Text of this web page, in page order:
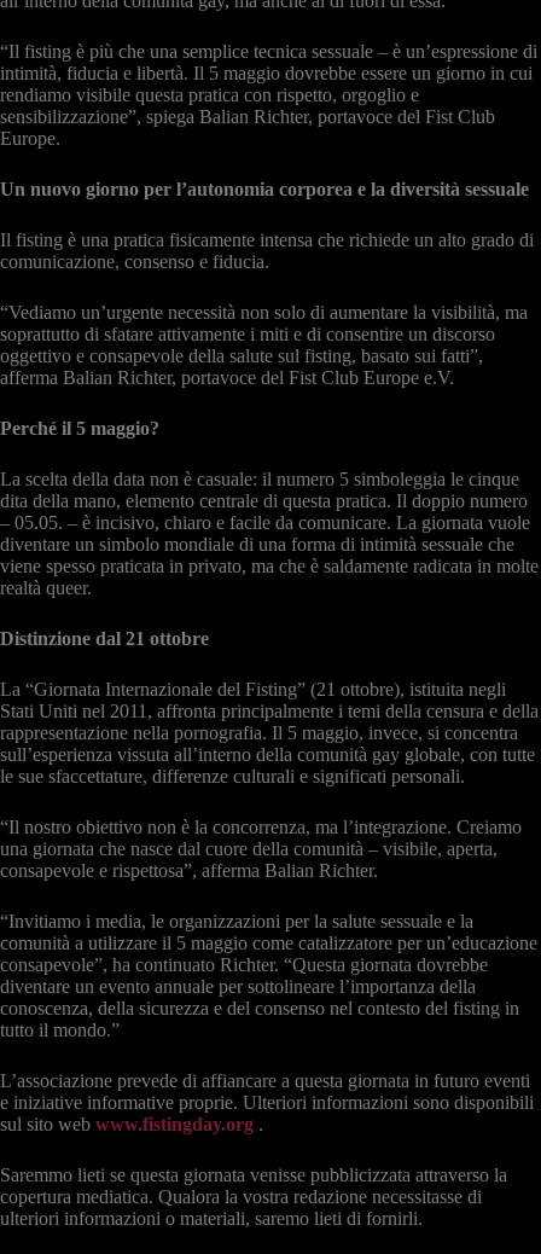
“Il fisting è più che una semplice tecnica sessuale – è un’espressione di
intimità, fiducia e libertà. Il 5 maggio dovrebbe essere un giorno in cui
rendiamo visibile questa pratica con rispetto, orgoglio e
sensibilizzazione”, spiega Balian Richter, portavoce del Fist Club
Europe.
Un nuovo giorno per l’autonomia corporea e la diversità sessuale
Il fisting è una pratica fisicamente intensa che richiede un alto grado di
comunicazione, consenso e fiducia.
“Vediamo un’urgente necessità non solo di aumentare la visibilità, ma
soprattutto di sfatare attivamente i miti e di consentire un discorso
oggettivo e consapevole della salute sul fisting, basato sui fatti”,
afferma Balian Richter, portavoce del Fist Club Europe e.V.
Perché il 5 maggio?
La scelta della data non è casuale: il numero 5 simboleggia le cinque
dita della mano, elemento centrale di questa pratica. Il doppio numero
– 05.05. – è incisivo, chiaro e facile da comunicare. La giornata vuole
diventare un simbolo mondiale di una forma di intimità sessuale che
viene spesso praticata in privato, ma che è saldamente radicata in molte
realtà queer.
Distinzione dal 21 ottobre
La “Giornata Internazionale del Fisting” (21 ottobre), istituita negli
Stati Uniti nel 2011, affronta principalmente i temi della censura e della
rappresentazione nella pornografia. Il 5 maggio, invece, si concentra
sull’esperienza vissuta all’interno della comunità gay globale, con tutte
le sue sfaccettature, differenze culturali e significati personali.
“Il nostro obiettivo non è la concorrenza, ma l’integrazione. Creiamo
una giornata che nasce dal cuore della comunità – visibile, aperta,
consapevole e rispettosa”, afferma Balian Richter.
“Invitiamo i media, le organizzazioni per la salute sessuale e la
comunità a utilizzare il 5 maggio come catalizzatore per un’educazione
consapevole”, ha continuato Richter. “Questa giornata dovrebbe
diventare un evento annuale per sottolineare l’importanza della
conoscenza, della sicurezza e del consenso nel contesto del fisting in
tutto il mondo.”
L’associazione prevede di affiancare a questa giornata in futuro eventi
e iniziative informative proprie. Ulteriori informazioni sono disponibili
sul sito web www.fistingday.org .
Saremmo lieti se questa giornata venisse pubblicizzata attraverso la
copertura mediatica. Qualora la vostra redazione necessitasse di
ulteriori informazioni o materiali, saremo lieti di fornirli.